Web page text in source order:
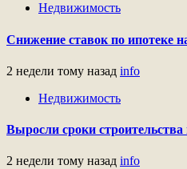
Недвижимость
Снижение ставок по ипотеке
2 недели тому назад info
Недвижимость
Выросли сроки
2 недели тому назад info